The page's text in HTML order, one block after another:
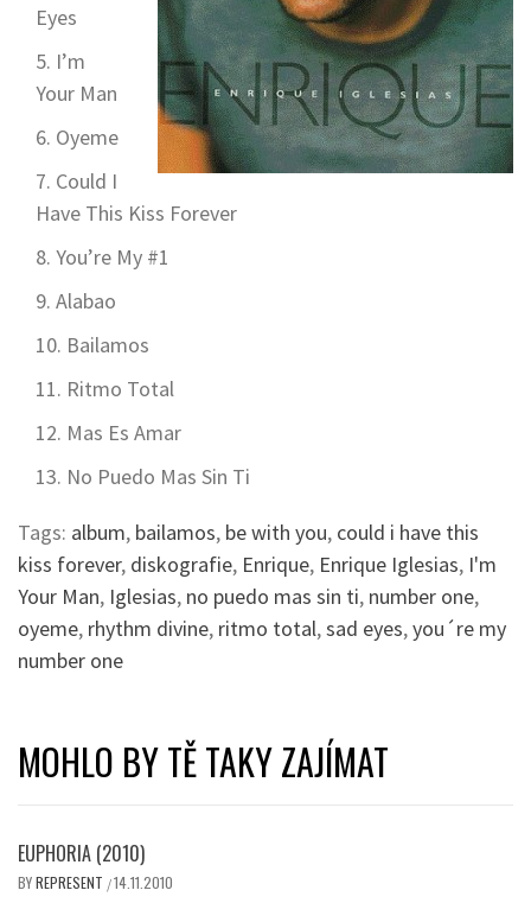
Eyes
I’m
Your Man
Oyeme
Could I
Have This Kiss Forever
You’re My #1
Alabao
Bailamos
Ritmo Total
Mas Es Amar
No Puedo Mas Sin Ti
Tags: album, bailamos, be with you, could i have this
kiss forever, diskografie, Enrique, Enrique Iglesias, I'm
Your Man, Iglesias, no puedo mas sin ti, number one,
oyeme, rhythm divine, ritmo total,sad eyes,you´re my
number one
MOHLO BY TĚ TAKY ZAJÍMAT
EUPHORIA (2010)
BYREPRESENT /14.11.2010